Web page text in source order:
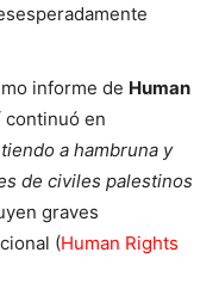
informe de Human
en
a hambruna y
de civiles palestinos
graves
(Human Rights